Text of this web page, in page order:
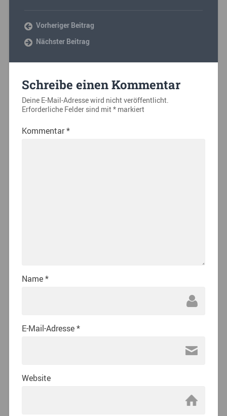
Vorheriger Beitrag
Nächster Beitrag
Schreibe einen Kommentar
Deine E-Mail-Adresse wird nicht veröffentlicht.
Erforderliche Felder sind mit*markiert
Kommentar*
Name*
E-Mail-Adresse*
Website